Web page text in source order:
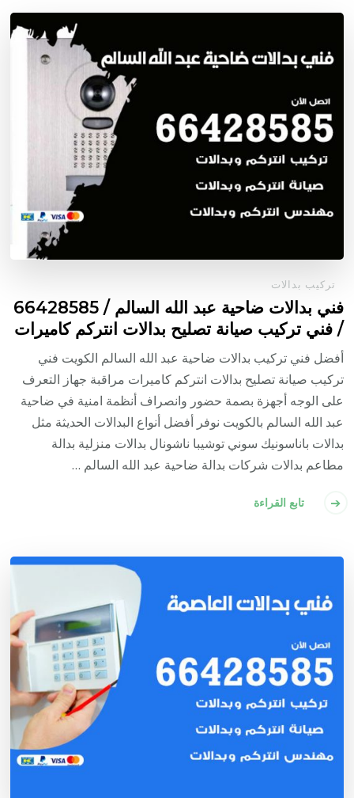
تركيب بدالات
فني بدالات ضاحية عبد الله السالم / 66428585
/ فني تركيب صيانة تصليح بدالات انتركم كاميرات
أفضل فني تركيب بدالات ضاحية عبد الله السالم الكويت فني
تركيب صيانة تصليح بدالات انتركم كاميرات مراقبة جهاز التعرف
على الوجه أجهزة بصمة حضور وانصراف أنظمة امنية في ضاحية
عبد الله السالم بالكويت نوفر أفضل أنواع البدالات الحديثة مثل
بدالات باناسونيك سوني توشيبا ناشونال بدالات منزلية بدالة
مطاعم بدالات شركات بدالة ضاحية عبد الله السالم …
تابع القراءة